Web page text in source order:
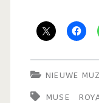
NIEUWE
MUSE